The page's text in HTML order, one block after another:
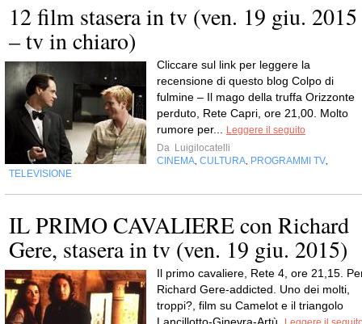
12 film stasera in tv (ven. 19 giu. 2015
– tv in chiaro)
Cliccare sul link per leggere la
recensione di questo blog Colpo di
fulmine – Il mago della truffa Orizzonte
perduto, Rete Capri, ore 21,00. Molto
rumore per...
Leggere il seguito
Da Luigilocatelli
CINEMA CULTURA PROGRAMMI TV
TELEVISIONE
IL PRIMO CAVALIERE con Richard
Gere, stasera in tv (ven. 19 giu. 2015)
Il primo cavaliere, Rete 4, ore 21,15.
Richard Gere-addicted. Uno dei molti,
troppi?, film su Camelot e il triangolo